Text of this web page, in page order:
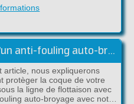
Le sous-marin pourvu d'un anti-fouling auto-broyant
article, nous expliquerons
protèger la coque de votre
la ligne de flottaison avec
auto-broyage avec not…